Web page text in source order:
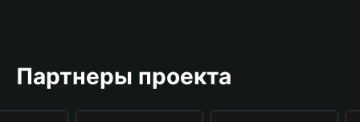
Партнеры проекта